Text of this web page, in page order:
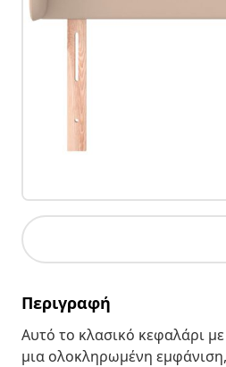
Περιγραφή
Αυτό το κλασικό κεφαλάρι
μια ολοκληρωμένη